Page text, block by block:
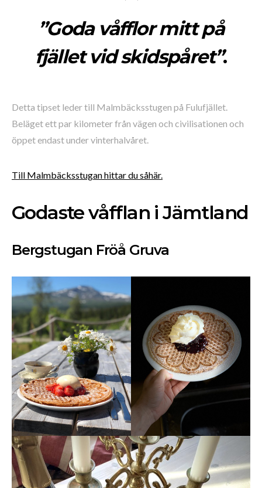
”Goda våfflor mitt på
fjället vid skidspåret”.
Detta tipset leder till Malmbäcksstugen på Fulufjället.
Beläget ett par kilometer från vägen och civilisationen och
öppet endast under vinterhalvåret.
Till Malmbäcksstugan hittar du såhär.
Godaste våfflan i Jämtland
Bergstugan Fröå Gruva